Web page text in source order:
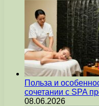
Польза и
сочетании с SPA
08.06.2026